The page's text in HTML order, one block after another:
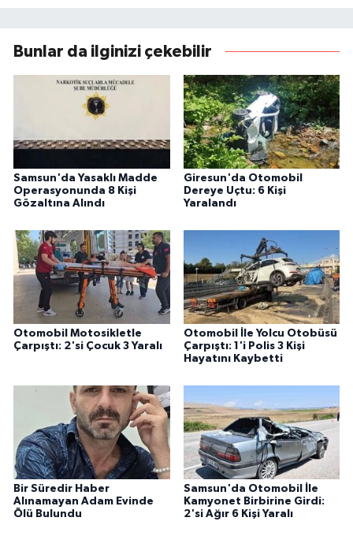
Bunlar da ilginizi çekebilir
Samsun'da Yasaklı Madde
Operasyonunda 8 Kişi
Gözaltına Alındı
Giresun'da Otomobil
Dereye Uçtu: 6 Kişi
Yaralandı
Otomobil Motosikletle
Çarpıştı: 2'si Çocuk 3 Yaralı
Otomobil İle Yolcu Otobüsü
Çarpıştı: 1'i Polis 3 Kişi
Hayatını Kaybetti
Bir Süredir Haber
Alınamayan Adam Evinde
Ölü Bulundu
Samsun'da Otomobil İle
Kamyonet Birbirine Girdi:
2'si Ağır 6 Kişi Yaralı